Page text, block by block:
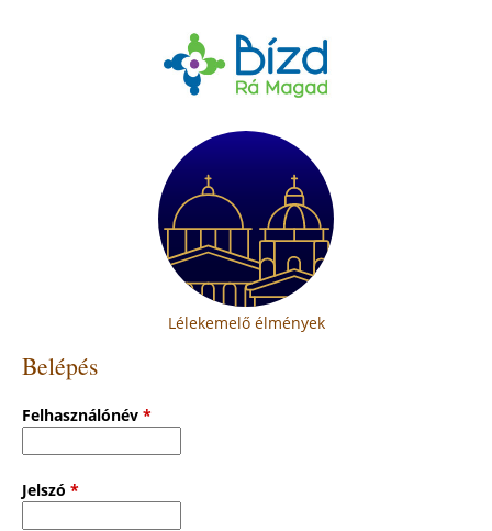
Lélekemelő élmények
Belépés
Felhasználónév *
Jelszó *